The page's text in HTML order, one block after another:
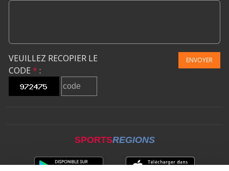
VEUILLEZ RECOPIER LE
CODE * :
ENVOYER
SPORTSREGIONS